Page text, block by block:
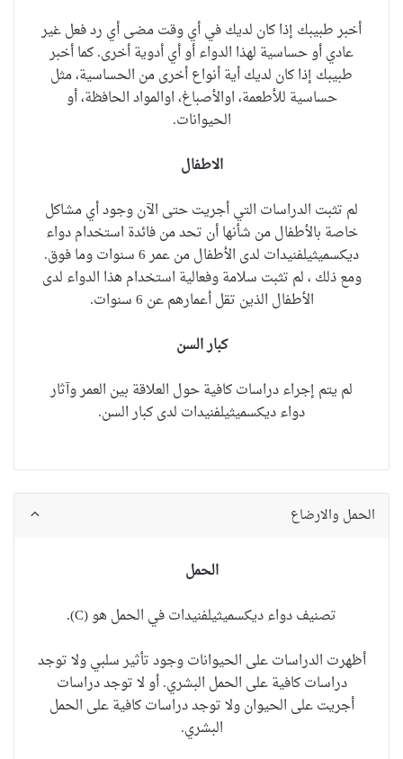
أخبر طبيبك إذا كان لديك في أي وقت مضى أي رد فعل غير
عادي أو حساسية لهذا الدواء أو أي أدوية أخرى.كما أخبر
طبيبك إذا كان لديك أية أنواع أخرى من الحساسية، مثل
حساسية للأطعمة، اوالأصباغ، اوالمواد الحافظة، أو
الحيوانات.
الاطفال
لم تثبت الدراسات التي أجريت حتى الآن وجود أي مشاكل
خاصة بالأطفال من شأنها أن تحد من فائدة استخدامدواء
ديكسميثيلفنيدات لدى الأطفال من عمر 6 سنوات وما فوق.
ومع ذلك ، لم تثبت سلامة وفعالية استخدام هذا الدواء لدى
الأطفال الذين تقل أعمارهم عن 6 سنوات.
كبار السن
لم يتم إجراء دراسات كافية حول العلاقة بين العمر وآثار
دواء ديكسميثيلفنيدات لدى كبار السن.
الحمل والارضاع
الحمل
تصنيفدواء ديكسميثيلفنيداتفي الحمل هو (C).
أظهرت الدراسات على الحيوانات وجود تأثير سلبي ولا توجد
دراسات كافية على الحمل البشري. أو لا توجد دراسات
أجريت على الحيوان ولا توجد دراسات كافية على الحمل
البشري.